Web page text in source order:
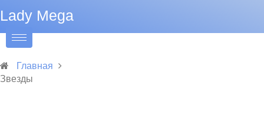
Lady Mega
Главная
Звезды